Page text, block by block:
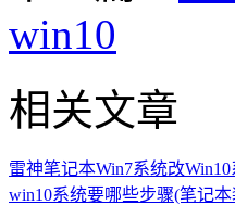
win10
相关文章
雷神笔记本Win7系统改
win10系统要哪些步骤(笔记